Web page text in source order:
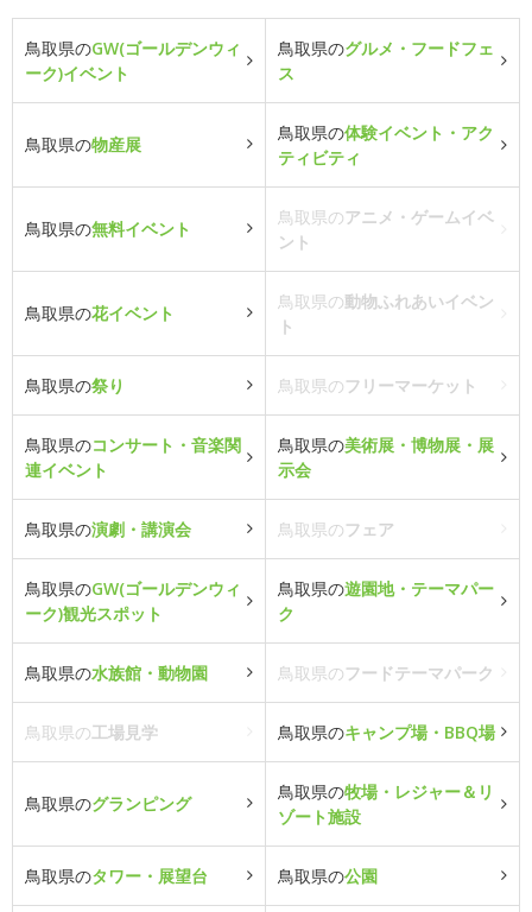
鳥取県のGW(ゴールデンウィ
ーク)イベント
鳥取県のグルメ・フードフェ
ス
鳥取県の物産展
鳥取県の体験イベント・アク
ティビティ
鳥取県の無料イベント
鳥取県のアニメ・ゲームイベ
ント
鳥取県の花イベント
鳥取県の動物ふれあいイベン
ト
鳥取県の祭り 鳥取県のフリーマーケット
鳥取県のコンサート・音楽関
連イベント
鳥取県の美術展・博物展・展
示会
鳥取県の演劇・講演会 鳥取県のフェア
鳥取県のGW(ゴールデンウィ
ーク)観光スポット
鳥取県の遊園地・テーマパー
ク
鳥取県の水族館・動物園 鳥取県のフードテーマパーク
鳥取県の工場見学 鳥取県のキャンプ場・BBQ場
鳥取県のグランピング
鳥取県の牧場・レジャー＆リ
ゾート施設
鳥取県のタワー・展望台 鳥取県の公園